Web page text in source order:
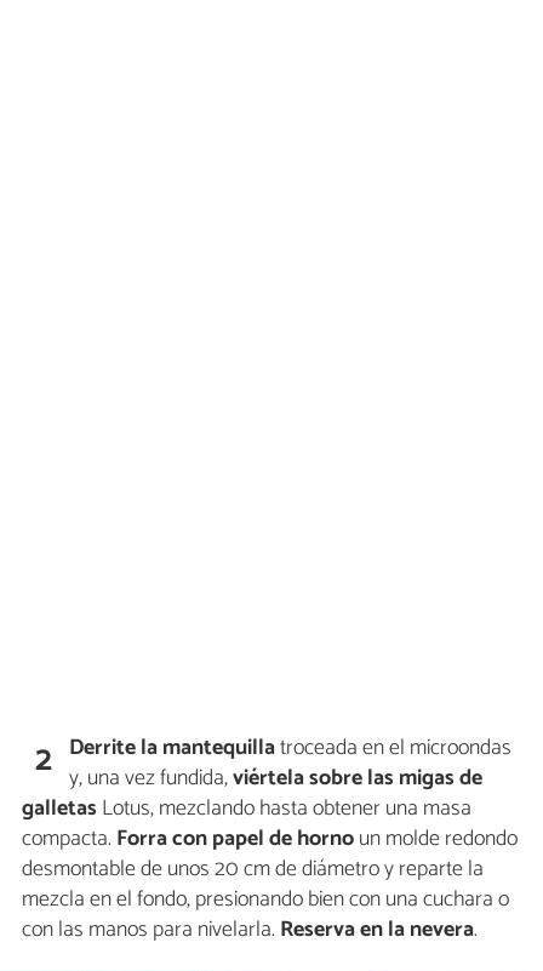
2 Derrite la mantequillatroceada en el microondas
y, una vez fundida,viértela sobre las migas de
galletas Lotus, mezclando hasta obtener una masa
compacta. Forra con papel de hornoun molde redondo
desmontable de unos 20 cm de diámetro y reparte la
mezcla en el fondo, presionando bien con una cuchara o
con las manos para nivelarla. Reserva en la nevera.